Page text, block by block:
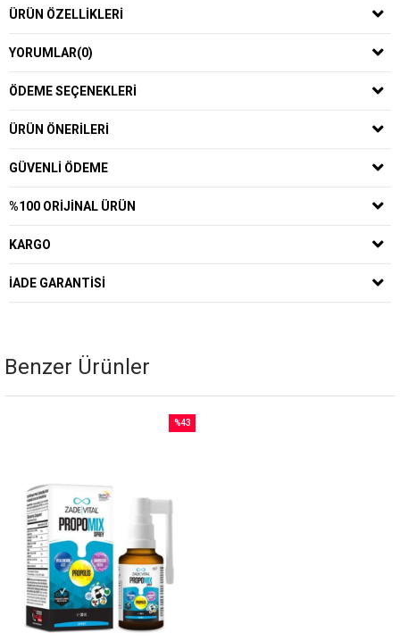
ÜRÜN ÖZELLIKLERI
YORUMLAR(0)
ÖDEME SEÇENEKLERI
ÜRÜN ÖNERILERI
GÜVENLI ÖDEME
%100 ORIJINAL ÜRÜN
KARGO
İADE GARANTISI
Benzer Ürünler
%43